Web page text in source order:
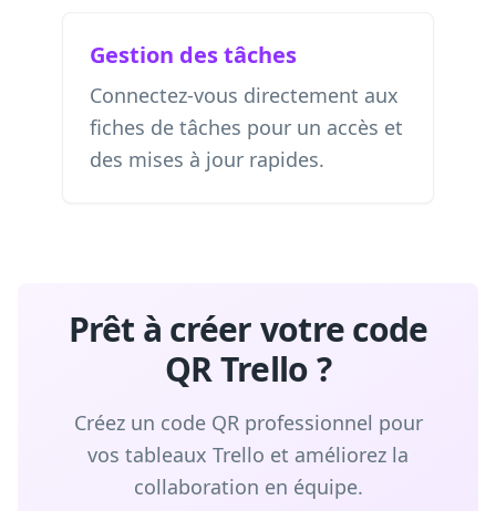
Gestion des tâches
Connectez-vous directement aux
fiches de tâches pour un accès et
des mises à jour rapides.
Prêt à créer votre code
QR Trello ?
Créez un code QR professionnel pour
vos tableaux Trello et améliorez la
collaboration en équipe.